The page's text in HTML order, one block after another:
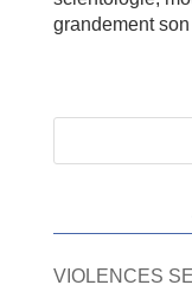
grandement
VIOLENCES